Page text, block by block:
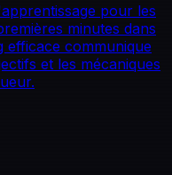
pour les
minutes dans
communique
et les mécaniques